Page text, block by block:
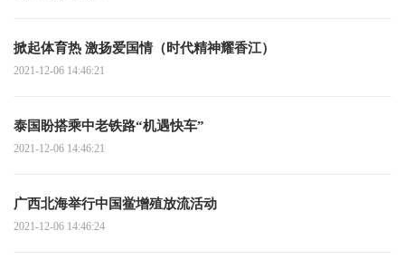
掀起体育热 激扬爱国情（时代精神耀香江）
2021-12-06 14:46:21
泰国盼搭乘中老铁路“机遇快车”
2021-12-06 14:46:21
广西北海举行中国鲎增殖放流活动
2021-12-06 14:46:24